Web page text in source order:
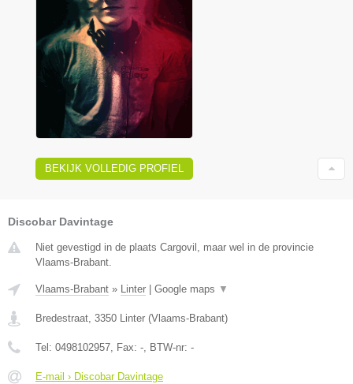
BEKIJK VOLLEDIG PROFIEL
Discobar Davintage
Niet gevestigd in de plaats Cargovil, maar wel in de provincie
Vlaams-Brabant.
Vlaams-Brabant » Linter Google maps ▼
Bredestraat, 3350 Linter (Vlaams-Brabant)
Tel: 0498102957, Fax: -, BTW-nr: -
E-mail › Discobar Davintage